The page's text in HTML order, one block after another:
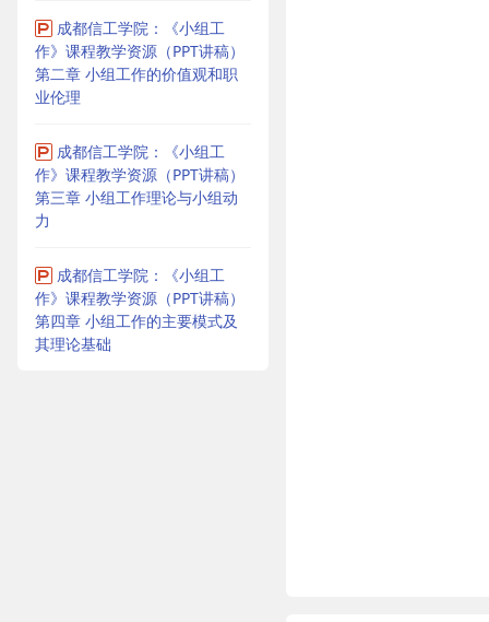
成都信工学院：《小组工
作》课程教学资源（PPT讲稿）
第二章 小组工作的价值观和职
业伦理
成都信工学院：《小组工
作》课程教学资源（PPT讲稿）
第三章 小组工作理论与小组动
力
成都信工学院：《小组工
作》课程教学资源（PPT讲稿）
第四章 小组工作的主要模式及
其理论基础